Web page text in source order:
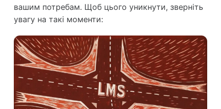
вашим потребам. Щоб цього уникнути, зверніть
увагу на такі моменти: